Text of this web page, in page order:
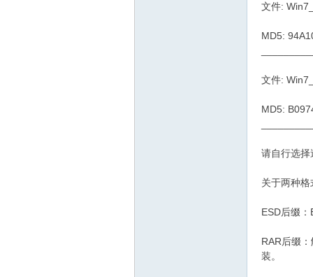
文件:
MD5:
文件:
MD5:
请自行选择
关于两种
ESD后缀
RAR后缀
装。